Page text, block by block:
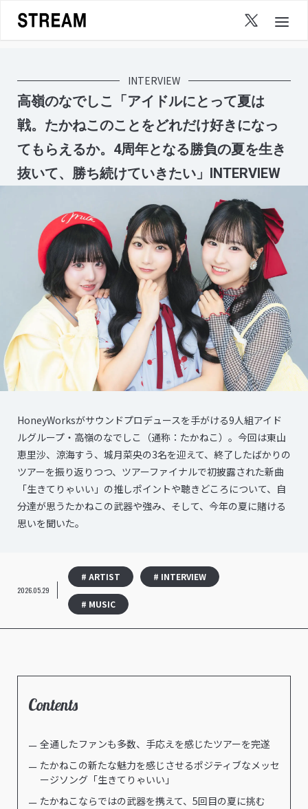
content
INTERVIEW
高嶺のなでしこ「アイドルにとって夏は
戦。たかねこのことをどれだけ好きになっ
てもらえるか。4周年となる勝負の夏を生き
抜いて、勝ち続けていきたい」INTERVIEW
HoneyWorksがサウンドプロデュースを手がける9人組アイド
ルグループ・高嶺のなでしこ（通称：たかねこ）。今回は東山
恵里沙、涼海すう、城月菜央の3名を迎えて、終了したばかりの
ツアーを振り返りつつ、ツアーファイナルで初披露された新曲
「生きてりゃいい」の推しポイントや聴きどころについて、自
分達が思うたかねこの武器や強み、そして、今年の夏に賭ける
思いを聞いた。
2026.05.29
# ARTIST # INTERVIEW
# MUSIC
Contents
全通したファンも多数、手応えを感じたツアーを完遂
たかねこの新たな魅力を感じさせるポジティブなメッセ
ージソング「生きてりゃいい」
たかねこならではの武器を携えて、5回目の夏に挑む